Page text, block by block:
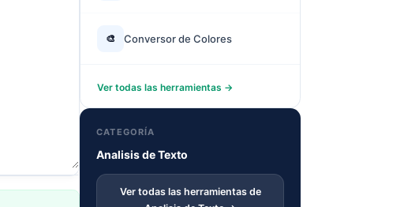
🎨 Conversor de Colores
Ver todas las herramientas →
CATEGORÍA
Analisis de Texto
Ver todas las herramientas de